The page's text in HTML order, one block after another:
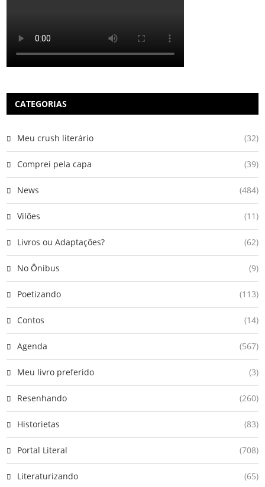
CATEGORIAS
Meu crush literário (32)
Comprei pela capa (39)
News (484)
Vilões (11)
Livros ou Adaptações? (62)
No Ônibus (9)
Poetizando (113)
Contos (14)
Agenda (567)
Meu livro preferido (3)
Resenhando (260)
Historietas (83)
Portal Literal (708)
Literaturizando (65)